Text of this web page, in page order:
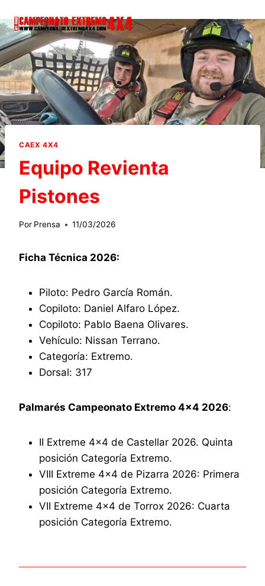
al
contenido
CAEX 4X4
Equipo Revienta
Pistones
Por Prensa 11/03/2026
Ficha Técnica 2026:
Piloto: Pedro García Román.
Copiloto: Daniel Alfaro López.
Copiloto: Pablo Baena Olivares.
Vehículo: Nissan Terrano.
Categoría: Extremo.
Dorsal: 317
Palmarés Campeonato Extremo 4×4 2026:
II Extreme 4×4 de Castellar 2026. Quinta
posición Categoría Extremo.
VIII Extreme 4×4 de Pizarra 2026: Primera
posición Categoría Extremo.
VII Extreme 4×4 de Torrox 2026: Cuarta
posición Categoría Extremo.